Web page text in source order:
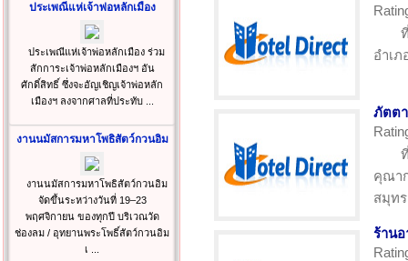
ประเพณีแห่เจ้าพ่อหลักเมือง
ประเพณีแห่เจ้าพ่อหลักเมือง ร่วม
สักการะเจ้าพ่อหลักเมืองฯ อัน
ศักดิ์สิทธิ์ ซึ่งจะอัญเชิญเจ้าพ่อหลัก
เมืองฯ ลงจากศาลที่ประทับ ...
งานนมัสการมหาโพธิสัตว์กวนอิม
งานนมัสการมหาโพธิสัตว์กวนอิม
จัดขึ้นระหว่างวันที่ 19–23
พฤศจิกายน ของทุกปี บริเวณวัด
ช่องลม / อุทยานพระโพธิ์สัตว์กวนอิม
เ ...
อำเ
ภัตต
คุณา
สมุท
ร้าน